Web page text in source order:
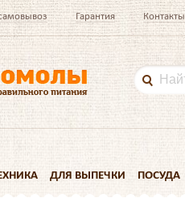
Гарантия Контакты
ДЛЯ ВЫПЕЧКИ ПОСУДА